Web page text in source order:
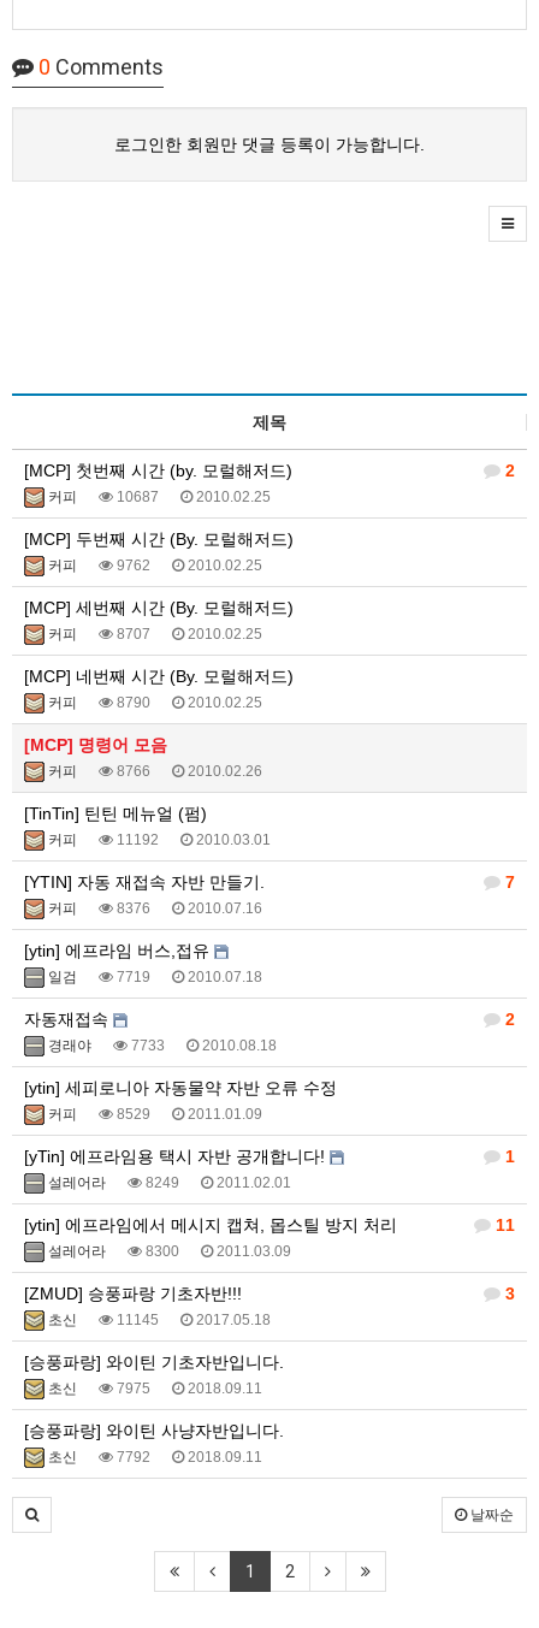
0 Comments
로그인한 회원만 댓글 등록이 가능합니다.
제목
2
[MCP] 첫번째 시간 (by. 모럴해저드)
커피 10687 2010.02.25
[MCP] 두번째 시간 (By. 모럴해저드)
커피 9762 2010.02.25
[MCP] 세번째 시간 (By. 모럴해저드)
커피 8707 2010.02.25
[MCP] 네번째 시간 (By. 모럴해저드)
커피 8790 2010.02.25
[MCP] 명령어 모음
커피 8766 2010.02.26
[TinTin] 틴틴 메뉴얼 (펌)
커피 11192 2010.03.01
7
[YTIN] 자동 재접속 자반 만들기.
커피 8376 2010.07.16
[ytin] 에프라임 버스,접유
일검 7719 2010.07.18
2
자동재접속
경래야 7733 2010.08.18
[ytin] 세피로니아 자동물약 자반 오류 수정
커피 8529 2011.01.09
1
[yTin] 에프라임용 택시 자반 공개합니다!
설레어라 8249 2011.02.01
11
[ytin] 에프라임에서 메시지 캡쳐, 몹스틸 방지 처리
설레어라 8300 2011.03.09
3
[ZMUD] 승풍파랑 기초자반!!!
초신 11145 2017.05.18
[승풍파랑] 와이틴 기초자반입니다.
초신 7975 2018.09.11
[승풍파랑] 와이틴 사냥자반입니다.
초신 7792 2018.09.11
날짜순
1 2